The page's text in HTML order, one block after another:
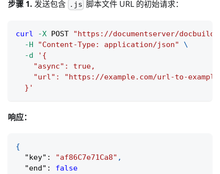
步骤 1. 发送包含 .js 脚本文件 URL 的初始请求：
curl -X POST
"https://documentserver/
-H
"Content-Type: application/json"
\
-d
'{
    "async": true,
"url": "https://example.com/url-to-
  }'
响应：
{
"key" : "af86C7e71Ca8" ,
"end" :
false